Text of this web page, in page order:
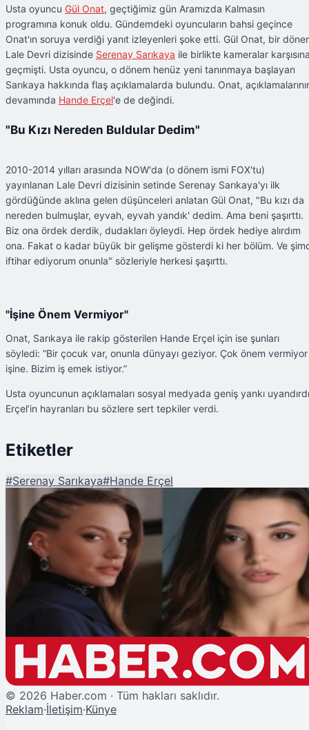
Usta oyuncu Gül Onat, geçtiğimiz gün Aramızda Kalmasın
programına konuk oldu. Gündemdeki oyuncuların bahsi geçince
Onat'ın soruya verdiği yanıt izleyenleri şoke etti. Gül Onat, bir
Lale Devri dizisinde Serenay Sarıkaya ile birlikte kameralar
geçmişti. Usta oyuncu, o dönem henüz yeni tanınmaya başlayan
Sarıkaya hakkında flaş açıklamalarda bulundu. Onat,
devamında Hande Erçel'e de değindi.
"Bu Kızı Nereden Buldular Dedim"
2010-2014 yılları arasında NOW'da (o dönem ismi FOX'tu)
yayınlanan Lale Devri dizisinin setinde Serenay Sarıkaya'yı ilk
gördüğünde aklına gelen düşünceleri anlatan Gül Onat, "Bu kızı da
nereden bulmuşlar, eyvah, eyvah yandık' dedim. Ama beni şaşırttı.
Biz ona ördek derdik, dudakları öyleydi. Hep ördek hediye alırdım
ona. Fakat o kadar büyük bir gelişme gösterdi ki her bölüm. Ve
iftihar ediyorum onunla" sözleriyle herkesi şaşırttı.
"İşine Önem Vermiyor"
Onat, Sarıkaya ile rakip gösterilen Hande Erçel için ise şunları
söyledi: “Bir çocuk var, onunla dünyayı geziyor. Çok önem vermiyor
işine. Bizim iş emek istiyor.”
Usta oyuncunun açıklamaları sosyal medyada geniş yankı
Erçel’in hayranları bu sözlere sert tepkiler verdi.
Etiketler
#Serenay Sarıkaya#Hande Erçel
Şu An Okunan
Usta Oyuncudan 'Serenay Sarıkaya' ve 'Hande Erçel' Yorumu: "İşine Önem
Vermiyor"
© 2026 Haber.com · Tüm hakları saklıdır.
Reklam·İletişim·Künye